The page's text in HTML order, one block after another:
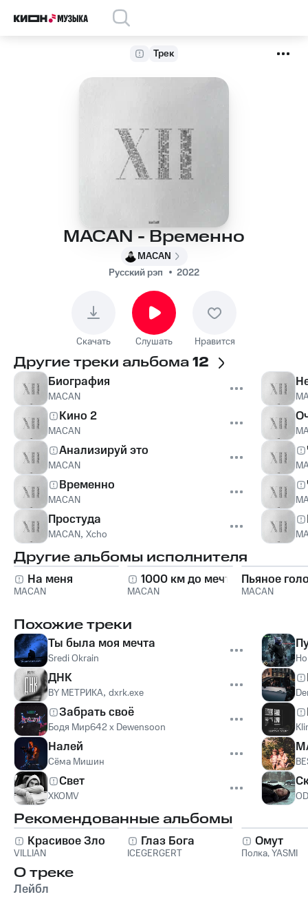
Трек
MACAN - Временно
MACAN
Русский рэп
2022
Скачать Слушать Нравится
Другие треки альбома12
Биография
MACAN
Кино 2
MACAN
Анализируй это
MACAN
Временно
MACAN
Простуда
MACAN, Xcho
Другие альбомы исполнителя
На меня
MACAN
1000 км до мечты
MACAN
Пьяное
MACAN
Похожие треки
Ты была моя мечта
Sredi Okrain
ДНК
BY МЕТРИКА, dxrk.exe
Забрать своё
Бодя Мир642 х Dewensoon
Налей
Сёма Мишин
Свет
XKOMV
Рекомендованные альбомы
Красивое Зло
VILLIAN
Глаз Бога
ICEGERGERT
Омут
Полка,YASMI
О треке
Лейбл